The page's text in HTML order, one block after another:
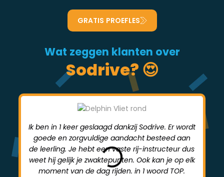
GRATIS PROEFLES
Wat zeggen klanten over
Sodrive? 😍
Ik ben in 1 keer geslaagd dankzij Sodrive. Er wordt
goede en zorgvuldige aandacht besteed aan
de leerling. Je hebt een vaste rij-instructeur dus
weet hij gelijk je zwaktepunten. Ook kan je op elk
moment van de dag rijden. in 1 woord TOP.